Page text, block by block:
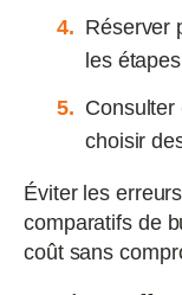
Réserver
les
Consulter
choisir
Éviter les
comparatifs de
coût sans